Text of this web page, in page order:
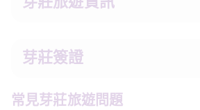
芽莊簽證
常見芽莊旅遊問題